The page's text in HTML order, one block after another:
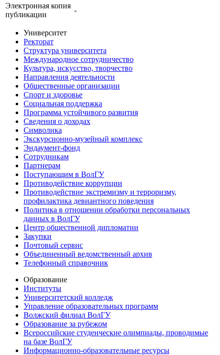
Электронная копия
публикации
-
Университет
Ректорат
Структура университета
Международное сотрудничество
Культура, искусство, творчество
Направления деятельности
Общественные организации
Спорт и здоровье
Социальная поддержка
Программа устойчивого развития
Сведения о доходах
Символика
Экскурсионно-музейный комплекс
Эндаумент-фонд
Сотрудникам
Партнерам
Поступающим в ВолГУ
Противодействие коррупции
Противодействие экстремизму и терроризму,
профилактика девиантного поведения
Политика в отношении обработки персональных
данных в ВолГУ
Центр общественной дипломатии
Закупки
Почтовый сервис
Объединенный ведомственный архив
Телефонный справочник
Образование
Институты
Университетский колледж
Управление образовательных программ
Волжский филиал ВолГУ
Образование за рубежом
Всероссийские студенческие олимпиады, проводимые
на базе ВолГУ
Информационно-образовательные ресурсы